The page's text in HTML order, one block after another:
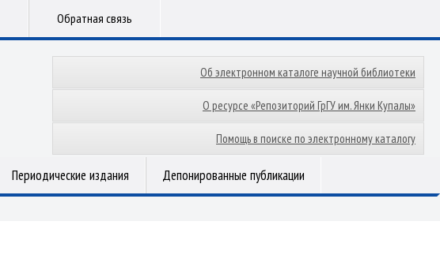
Обратная связь
Об электронном каталоге научной библиотеки
О ресурсе «Репозиторий ГрГУ им. Янки Купалы»
Помощь в поиске по электронному каталогу
Периодические издания Депонированные публикации